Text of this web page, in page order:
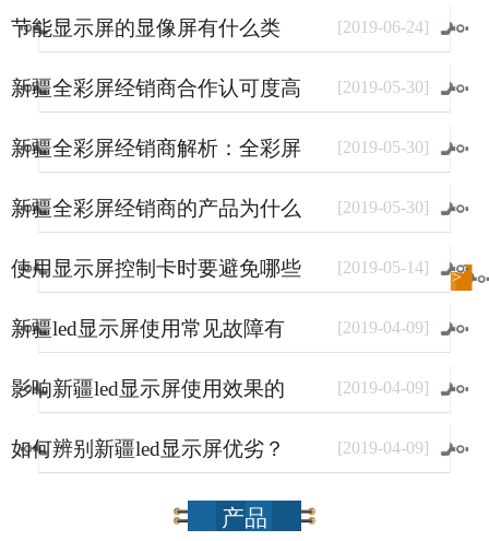
节能显示屏的显像屏有什么类
型？
[2019-06-24]
新疆全彩屏经销商合作认可度高
的原因
[2019-05-30]
新疆全彩屏经销商解析：全彩屏
使用量大幅上涨的原因
[2019-05-30]
新疆全彩屏经销商的产品为什么
销量好？
[2019-05-30]
使用显示屏控制卡时要避免哪些
事情？
[2019-05-14]
新疆led显示屏使用常见故障有
哪些？
[2019-04-09]
影响新疆led显示屏使用效果的
因素有哪些？
[2019-04-09]
如何辨别新疆led显示屏优劣？ [2019-04-09]
进入新闻 频道>>
产品